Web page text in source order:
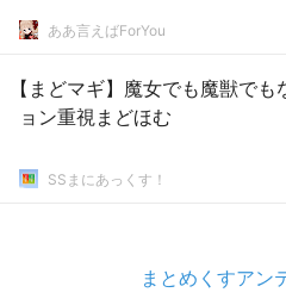
ああ言えばForYou
【まどマギ】魔女でも魔獣で
ョン重視まどほむ
SSまにあっくす！
まとめくすアン